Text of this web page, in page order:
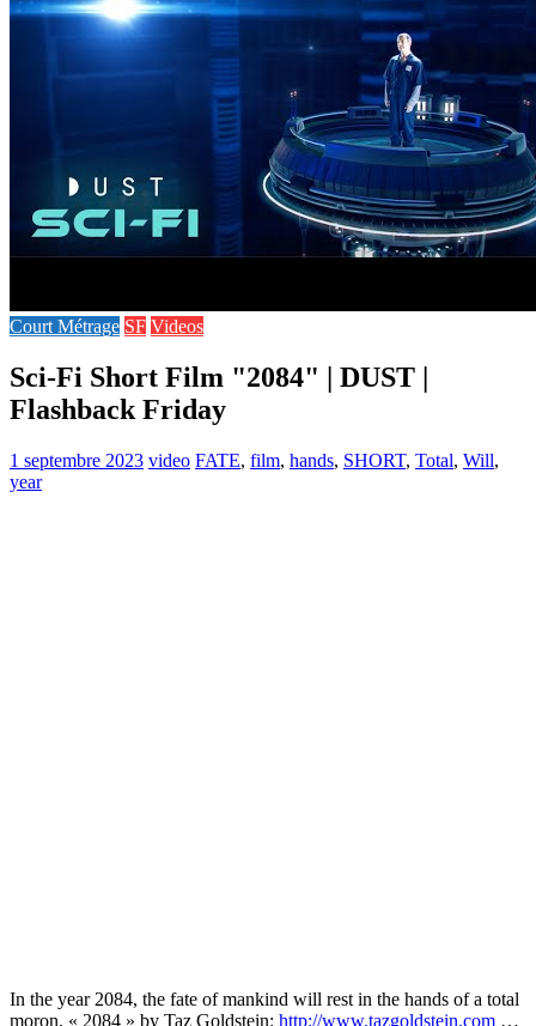
Court Métrage SF Videos
Sci-Fi Short Film "2084" | DUST |
Flashback Friday
1 septembre 2023 video FATE, film, hands, SHORT, Total, Will,
year
In the year 2084, the fate of mankind will rest in the hands of a total
moron. « 2084 » by Taz Goldstein: http://www.tazgoldstein.com …